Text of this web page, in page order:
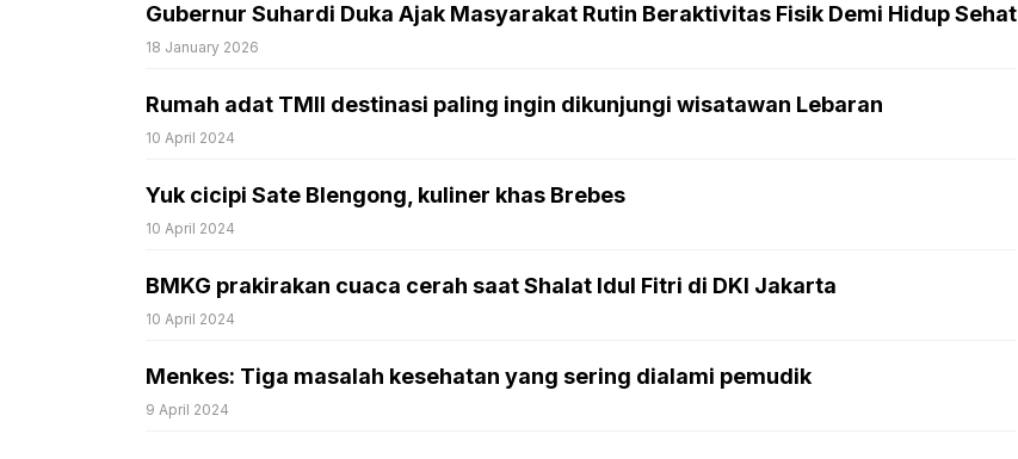
Gubernur Suhardi Duka Ajak Masyarakat Rutin Beraktivitas Fisik Demi Hidup Sehat
18 January 2026
Rumah adat TMII destinasi paling ingin dikunjungi wisatawan Lebaran
10 April 2024
Yuk cicipi Sate Blengong, kuliner khas Brebes
10 April 2024
BMKG prakirakan cuaca cerah saat Shalat Idul Fitri di DKI Jakarta
10 April 2024
Menkes: Tiga masalah kesehatan yang sering dialami pemudik
9 April 2024